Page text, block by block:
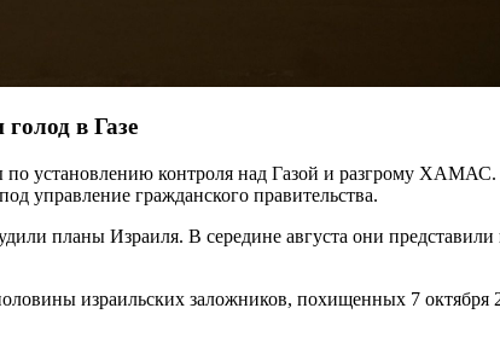
в Газе
по установлению контроля над Газой и разгрому
управление гражданского правительства.
планы Израиля. В середине августа они
израильских заложников, похищенных 7